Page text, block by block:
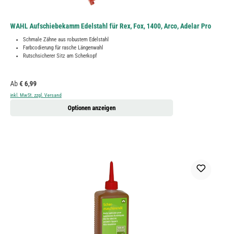
WAHL Aufschiebekamm Edelstahl für Rex, Fox, 1400, Arco, Adelar Pro
Schmale Zähne aus robustem Edelstahl
Farbcodierung für rasche Längenwahl
Rutschsicherer Sitz am Scherkopf
Regulärer Preis:
Ab€ 6,99
inkl. MwSt. zzgl. Versand
Optionen anzeigen